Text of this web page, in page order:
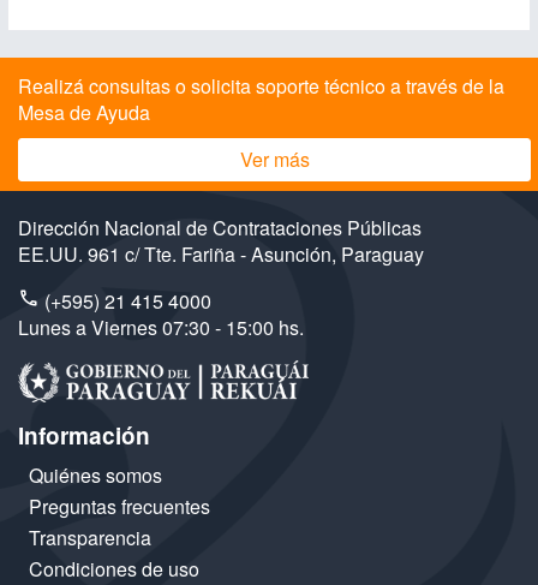
Realizá consultas o solicita soporte técnico a través de la
Mesa de Ayuda
Ver más
Dirección Nacional de Contrataciones Públicas
EE.UU. 961 c/ Tte. Fariña - Asunción, Paraguay
(+595) 21 415 4000
Lunes a Viernes 07:30 - 15:00 hs.
Información
Quiénes somos
Preguntas frecuentes
Transparencia
Condiciones de uso